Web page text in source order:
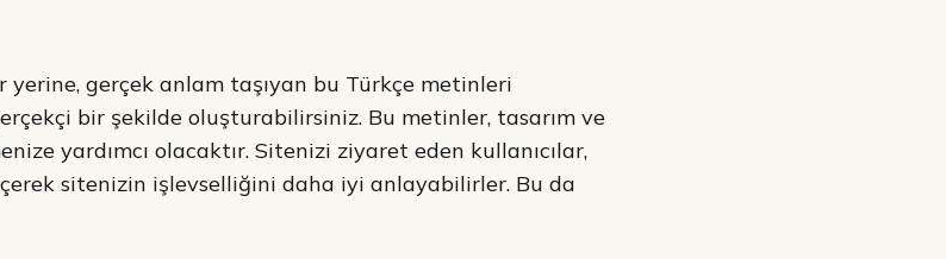
gerçek anlam taşıyan bu Türkçe metinleri
bir şekilde oluşturabilirsiniz. Bu metinler, tasarım ve
yardımcı olacaktır. Sitenizi ziyaret eden kullanıcılar,
sitenizin işlevselliğini daha iyi anlayabilirler. Bu da